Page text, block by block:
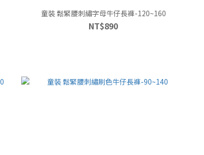
童裝 鬆緊腰刺繡字母牛仔長褲-120~160
NT$890